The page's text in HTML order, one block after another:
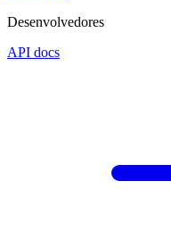
Desenvolvedores
API docs